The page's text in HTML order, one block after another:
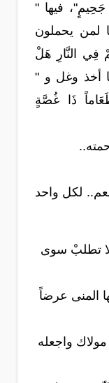
فيها "
لمن يحملون
فِي النَّارِ هَلْ
أخذ وغل و "
ذَا غُصَّةٍ
لكل واحد
تطلبْ سوى
المنى عرضاً
واجعله